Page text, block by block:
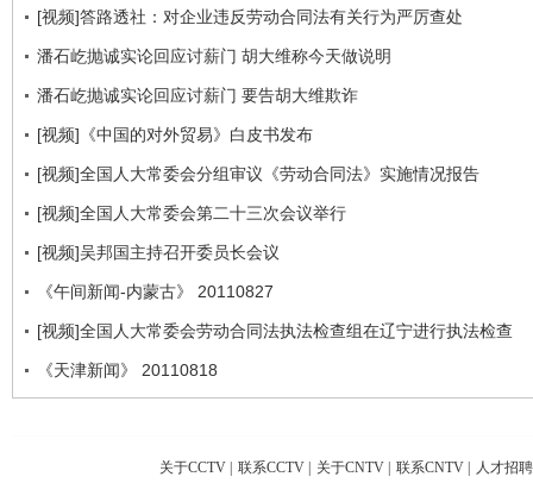
[视频]答路透社：对企业违反劳动合同法有关行为严厉查处
潘石屹抛诚实论回应讨薪门 胡大维称今天做说明
潘石屹抛诚实论回应讨薪门 要告胡大维欺诈
[视频]《中国的对外贸易》白皮书发布
[视频]全国人大常委会分组审议《劳动合同法》实施情况报告
[视频]全国人大常委会第二十三次会议举行
[视频]吴邦国主持召开委员长会议
《午间新闻-内蒙古》 20110827
[视频]全国人大常委会劳动合同法执法检查组在辽宁进行执法检查
《天津新闻》 20110818
关于CCTV | 联系CCTV | 关于CNTV | 联系CNTV | 人才招聘